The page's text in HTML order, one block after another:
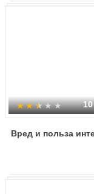
Вред и польза